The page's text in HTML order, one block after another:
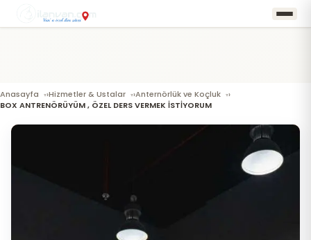
Anasayfa ›Hizmetler & Ustalar ›Anternörlük ve Koçluk ›
BOX ANTRENÖRÜYÜM , ÖZEL DERS VERMEK İSTİYORUM